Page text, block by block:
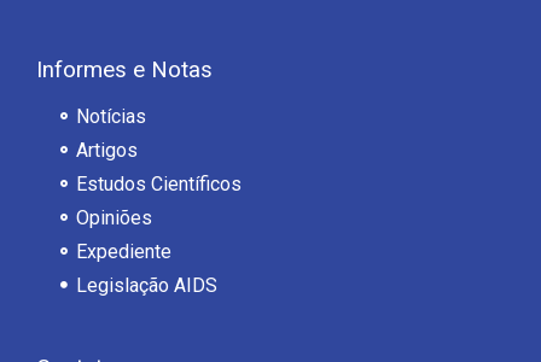
Informes e Notas
Notícias
Artigos
Estudos Científicos
Opiniões
Expediente
Legislação AIDS